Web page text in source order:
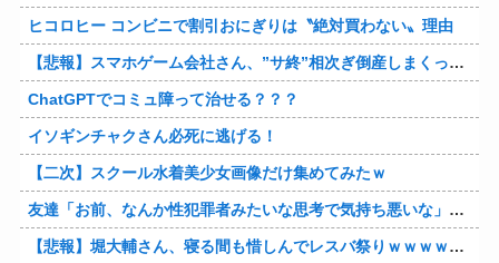
ヒコロヒー コンビニで割引おにぎりは〝絶対買わない〟理由
【悲報】スマホゲーム会社さん、”サ終”相次ぎ倒産しまくってる模様
ChatGPTでコミュ障って治せる？？？
イソギンチャクさん必死に逃げる！
【二次】スクール水着美少女画像だけ集めてみたｗ
友達「お前、なんか性犯罪者みたいな思考で気持ち悪いな」言われたわ
【悲報】堀大輔さん、寝る間も惜しんでレスバ祭りｗｗｗｗｗｗｗｗｗｗｗｗｗｗｗｗｗｗｗｗｗｗｗｗ他